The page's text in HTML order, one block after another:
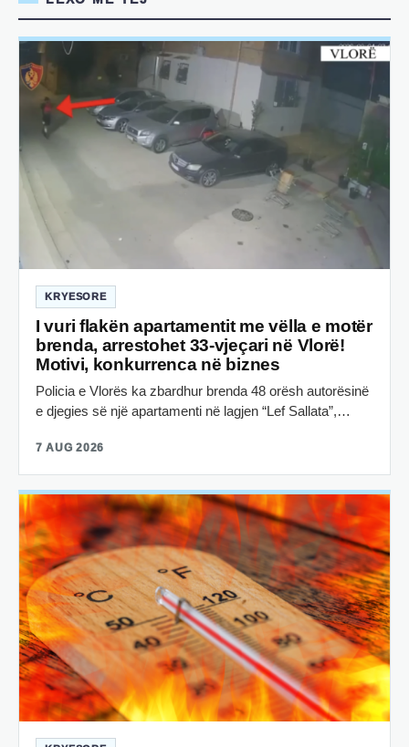
KRYESORE
I vuri flakën apartamentit me vëlla e motër
brenda, arrestohet 33-vjeçari në Vlorë!
Motivi, konkurrenca në biznes
Policia e Vlorës ka zbardhur brenda 48 orësh autorësinë
e djegies së një apartamenti në lagjen “Lef Sallata”,…
7 AUG 2026